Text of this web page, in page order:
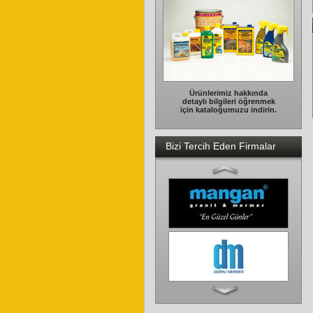
Ürünlerimiz hakkında
detaylı bilgileri öğrenmek
için kataloğumuzu indirin.
Bizi Tercih Eden Firmalar